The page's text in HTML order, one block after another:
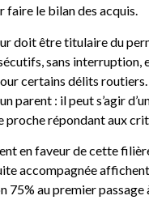
faire le bilan des acquis.
doit être titulaire du
sans interruption,
certains délits routiers.
parent : il peut s’agir
proche répondant aux
en faveur de cette
accompagnée
75% au premier passage